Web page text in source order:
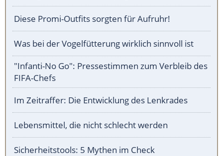
Diese Promi-Outfits sorgten für Aufruhr!
Was bei der Vogelfütterung wirklich sinnvoll ist
"Infanti-No Go": Pressestimmen zum Verbleib des
FIFA-Chefs
Im Zeitraffer: Die Entwicklung des Lenkrades
Lebensmittel, die nicht schlecht werden
Sicherheitstools: 5 Mythen im Check